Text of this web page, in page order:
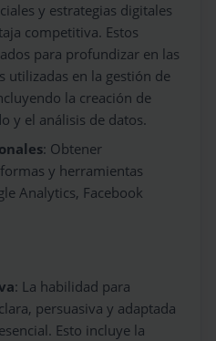
y estrategias digitales
competitiva. Estos
para profundizar en las
utilizadas en la gestión de
la creación de
y el análisis de datos.
: Obtener
y herramientas
Analytics, Facebook
: La habilidad para
persuasiva y adaptada
Esto incluye la